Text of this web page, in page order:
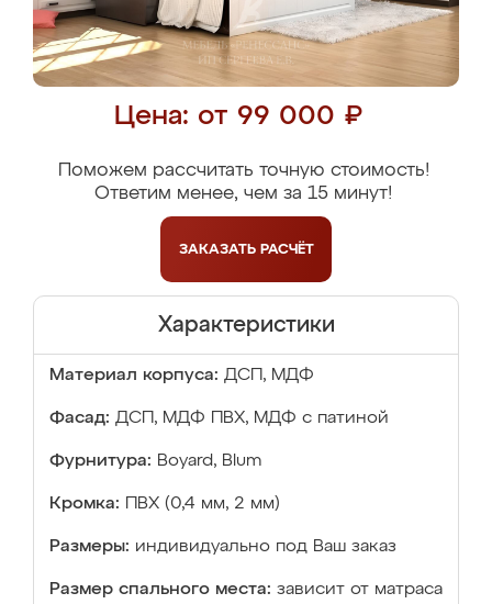
Цена: от 99 000 ₽
Поможем рассчитать точную стоимость!
Ответим менее, чем за 15 минут!
ЗАКАЗАТЬ РАСЧЁТ
Характеристики
Материал корпуса: ДСП, МДФ
Фасад: ДСП, МДФ ПВХ, МДФ с патиной
Фурнитура: Boyard, Blum
Кромка: ПВХ (0,4 мм, 2 мм)
Размеры: индивидуально под Ваш заказ
Размер спального места: зависит от матраса